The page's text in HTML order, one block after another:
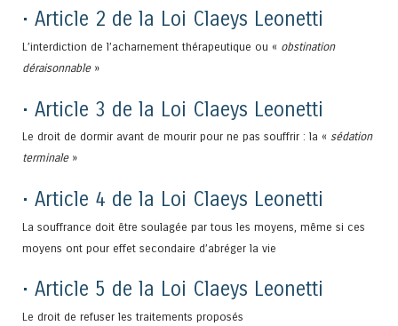
• Article 2 de la Loi Claeys Leonetti
L’interdiction de l’acharnement thérapeutique ou « obstination
déraisonnable»
• Article 3 de la Loi Claeys Leonetti
Le droit de dormir avant de mourir pour ne pas souffrir : la « sédation
terminale»
• Article 4 de la Loi Claeys Leonetti
La souffrance doit être soulagée par tous les moyens, même si ces
moyens ont pour effet secondaire d’abréger la vie
• Article 5 de la Loi Claeys Leonetti
Le droit de refuser les traitements proposés